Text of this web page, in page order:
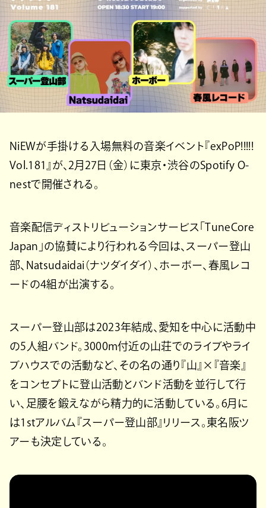
NiEWが手掛ける入場無料の音楽イベント『exPoP!!!!!
Vol.181』が、2月27日（金）に東京・渋谷のSpotify O-
nestで開催される。
音楽配信ディストリビューションサービス「TuneCore
Japan」の協賛により行われる今回は、スーパー登山
部、Natsudaidai（ナツダイダイ）、ホーボー、春風レコ
ードの4組が出演する。
スーパー登山部は2023年結成、愛知を中心に活動中
の5人組バンド。3000m付近の山荘でのライブやライ
ブハウスでの活動など、その名の通り『山』×『音楽』
をコンセプトに登山活動とバンド活動を並行して行
い、足腰を鍛えながら精力的に活動している。6月に
は1stアルバム『スーパー登山部』リリース。東名阪ツ
アーも決定している。